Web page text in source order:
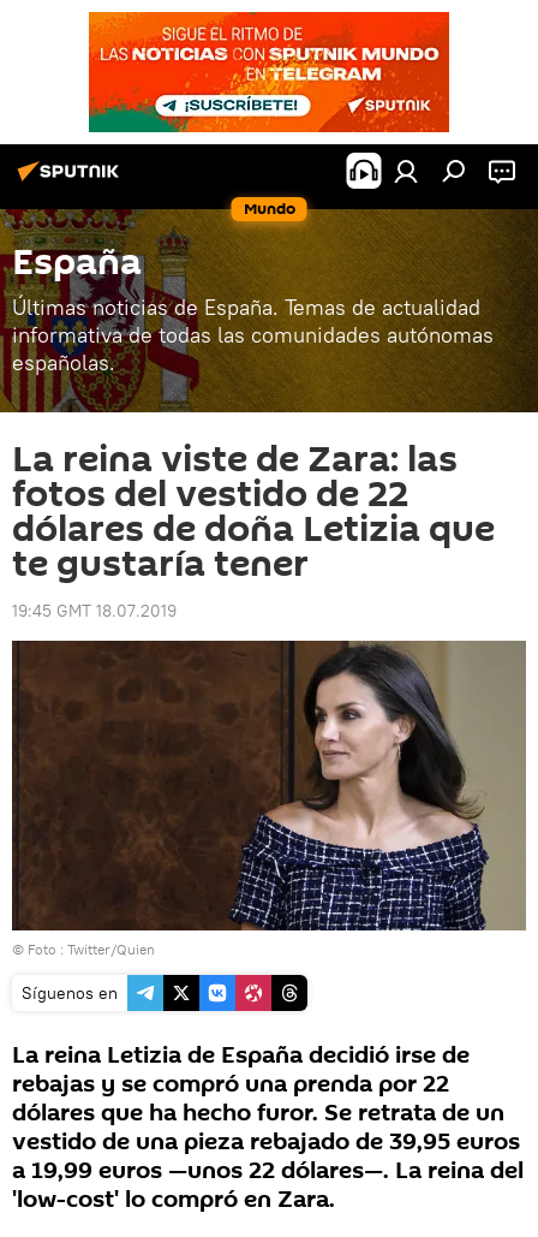
Mundo
España
Últimas noticias de España. Temas de actualidad
informativa de todas las comunidades autónomas
españolas.
La reina viste de Zara: las
fotos del vestido de 22
dólares de doña Letizia que
te gustaría tener
19:45 GMT 18.07.2019
© Foto : Twitter/Quien
Síguenos en
La reina Letizia de España decidió irse de
rebajas y se compró una prenda por 22
dólares que ha hecho furor. Se retrata de un
vestido de una pieza rebajado de 39,95 euros
a 19,99 euros —unos 22 dólares—. La reina del
'low-cost' lo compró en Zara.